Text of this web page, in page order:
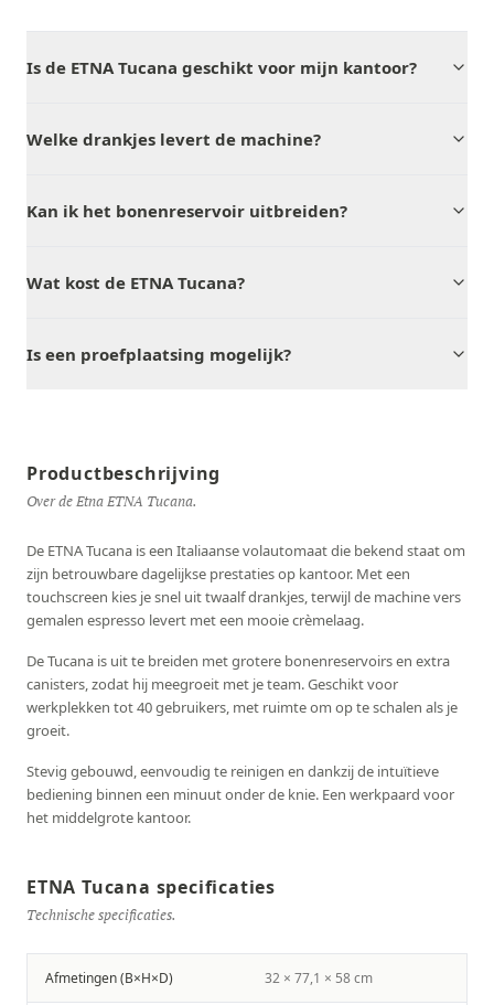
Is de ETNA Tucana geschikt voor mijn kantoor?
Welke drankjes levert de machine?
Kan ik het bonenreservoir uitbreiden?
Wat kost de ETNA Tucana?
Is een proefplaatsing mogelijk?
Productbeschrijving
Over de Etna ETNA Tucana.
De ETNA Tucana is een Italiaanse volautomaat die bekend staat om
zijn betrouwbare dagelijkse prestaties op kantoor. Met een
touchscreen kies je snel uit twaalf drankjes, terwijl de machine vers
gemalen espresso levert met een mooie crèmelaag.
De Tucana is uit te breiden met grotere bonenreservoirs en extra
canisters, zodat hij meegroeit met je team. Geschikt voor
werkplekken tot 40 gebruikers, met ruimte om op te schalen als je
groeit.
Stevig gebouwd, eenvoudig te reinigen en dankzij de intuïtieve
bediening binnen een minuut onder de knie. Een werkpaard voor
het middelgrote kantoor.
ETNA Tucana specificaties
Technische specificaties.
Afmetingen (B×H×D) 32 × 77,1 × 58 cm